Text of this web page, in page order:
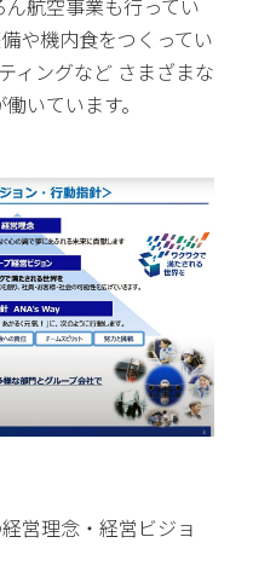
航空事業も行ってい
や機内食をつくってい
ィングなど さまざまな
いています。
営理念・経営ビジョ